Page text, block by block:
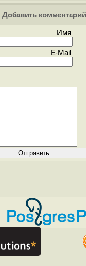
Добавить комментарий
Имя:
E-Mail: